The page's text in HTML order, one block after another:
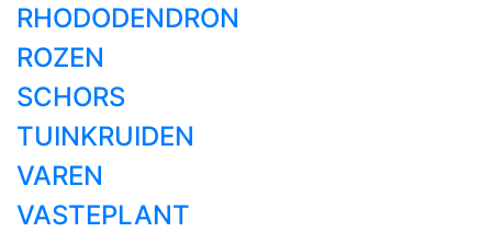
RHODODENDRON
ROZEN
SCHORS
TUINKRUIDEN
VAREN
VASTEPLANT